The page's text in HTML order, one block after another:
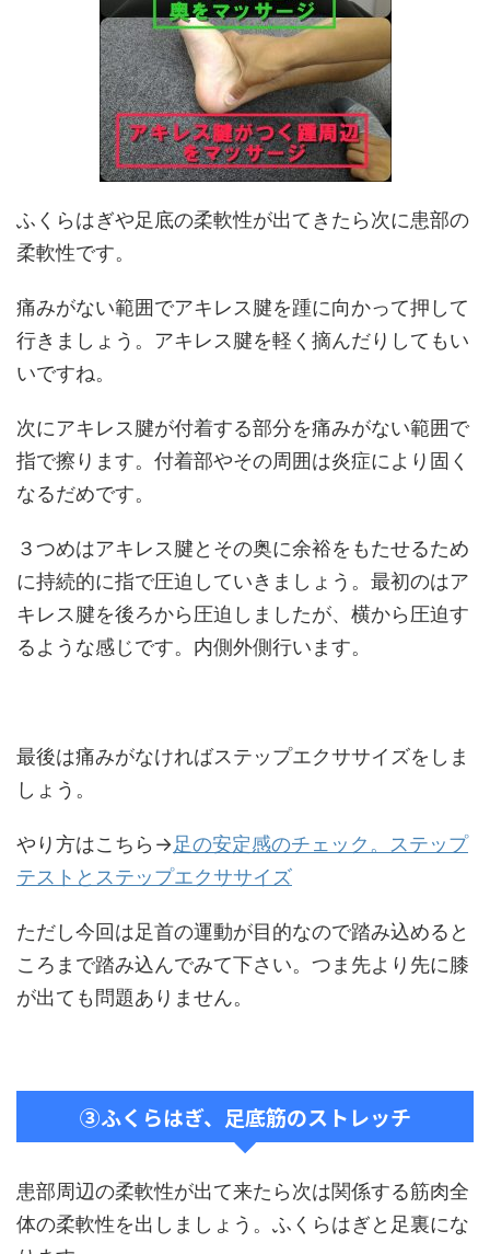
ふくらはぎや足底の柔軟性が出てきたら次に患部の
柔軟性です。
痛みがない範囲でアキレス腱を踵に向かって押して
行きましょう。アキレス腱を軽く摘んだりしてもい
いですね。
次にアキレス腱が付着する部分を痛みがない範囲で
指で擦ります。付着部やその周囲は炎症により固く
なるだめです。
３つめはアキレス腱とその奥に余裕をもたせるため
に持続的に指で圧迫していきましょう。最初のはア
キレス腱を後ろから圧迫しましたが、横から圧迫す
るような感じです。内側外側行います。
最後は痛みがなければステップエクササイズをしま
しょう。
やり方はこちら→足の安定感のチェック。ステップ
テストとステップエクササイズ
ただし今回は足首の運動が目的なので踏み込めると
ころまで踏み込んでみて下さい。つま先より先に膝
が出ても問題ありません。
③ふくらはぎ、足底筋のストレッチ
患部周辺の柔軟性が出て来たら次は関係する筋肉全
体の柔軟性を出しましょう。ふくらはぎと足裏にな